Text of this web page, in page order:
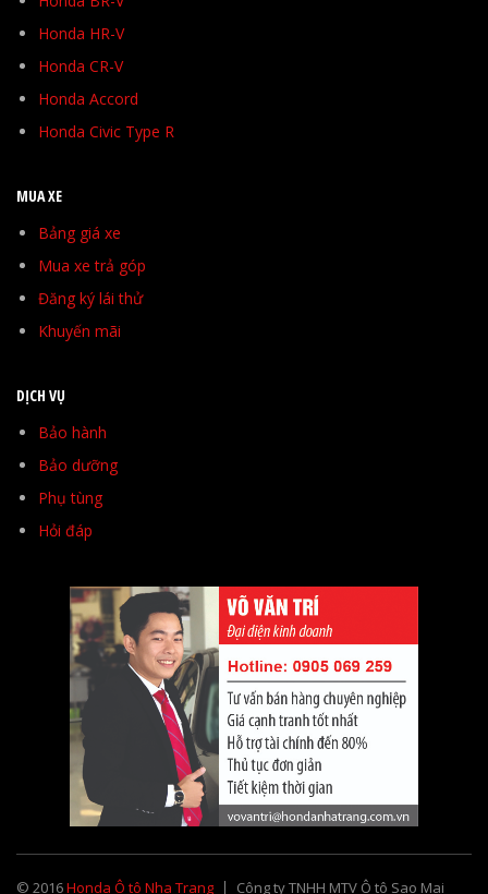
Honda HR-V
Honda CR-V
Honda Accord
Honda Civic Type R
MUA XE
Bảng giá xe
Mua xe trả góp
Đăng ký lái thử
Khuyến mãi
DỊCH VỤ
Bảo hành
Bảo dưỡng
Phụ tùng
Hỏi đáp
© 2016Honda Ô tô Nha Trang Công ty TNHH MTV Ô tô Sao Mai